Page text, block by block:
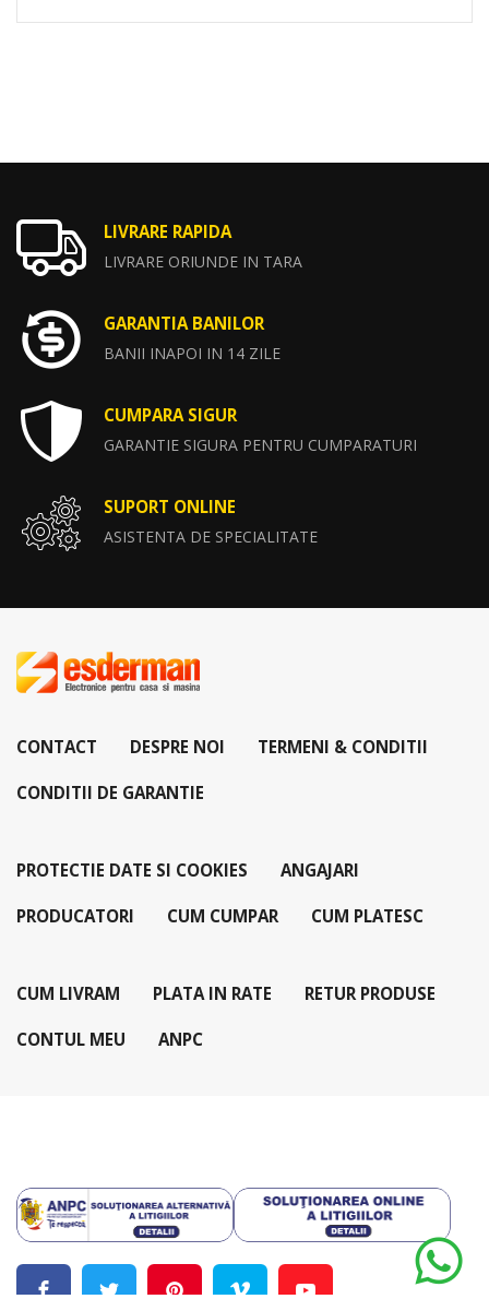
LIVRARE RAPIDA
LIVRARE ORIUNDE IN TARA
GARANTIA BANILOR
BANII INAPOI IN 14 ZILE
CUMPARA SIGUR
GARANTIE SIGURA PENTRU CUMPARATURI
SUPORT ONLINE
ASISTENTA DE SPECIALITATE
CONTACT DESPRE NOI TERMENI & CONDITII
CONDITII DE GARANTIE
PROTECTIE DATE SI COOKIES ANGAJARI
PRODUCATORI CUM CUMPAR CUM PLATESC
CUM LIVRAM PLATA IN RATE RETUR PRODUSE
CONTUL MEU ANPC